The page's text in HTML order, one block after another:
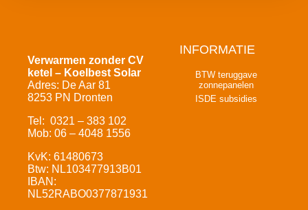
Verwarmen zonder CV
ketel – Koelbest Solar
Adres: De Aar 81
8253 PN Dronten
Tel: 0321 – 383 102
Mob: 06 – 4048 1556
KvK: 61480673
Btw: NL103477913B01
IBAN:
NL52RABO0377871931
INFORMATIE
BTW teruggave
zonnepanelen
ISDE subsidies